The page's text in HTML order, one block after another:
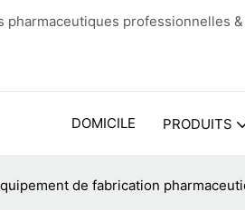
pharmaceutiques professionnelles
DOMICILE PRODUITS
de fabrication